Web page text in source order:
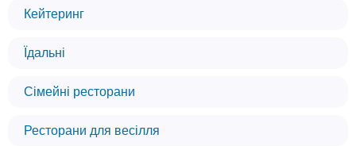
Кейтеринг
Їдальні
Сімейні ресторани
Ресторани для весілля